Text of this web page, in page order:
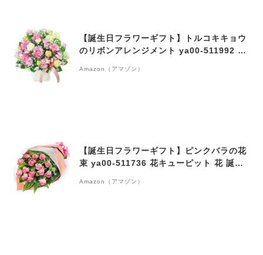
【誕生日フラワーギフト】トルコキキョウ
のリボンアレンジメント ya00-511992 花
レゼント
Amazon（アマゾン）
【誕生日フラワーギフト】ピンクバラの花
束 ya00-511736 花キューピット 花 誕生
Amazon（アマゾン）